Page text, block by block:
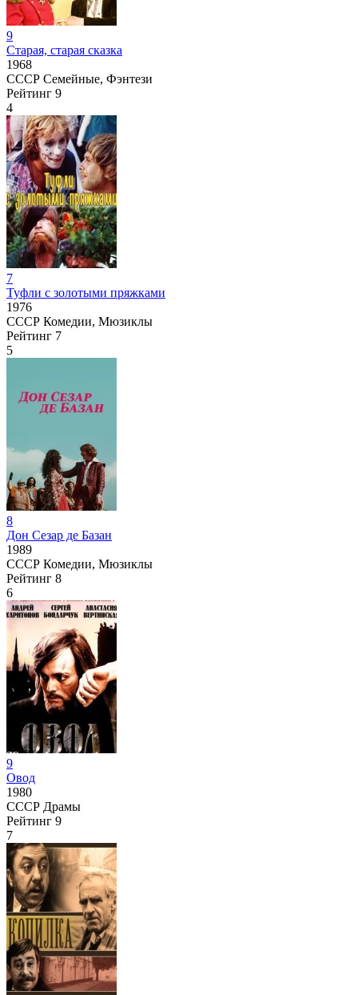
9
Старая, старая сказка
1968
СССР Семейные, Фэнтези
Рейтинг 9
4
7
Туфли с золотыми пряжками
1976
СССР Комедии, Мюзиклы
Рейтинг 7
5
8
Дон Сезар де Базан
1989
СССР Комедии, Мюзиклы
Рейтинг 8
6
9
Овод
1980
СССР Драмы
Рейтинг 9
7